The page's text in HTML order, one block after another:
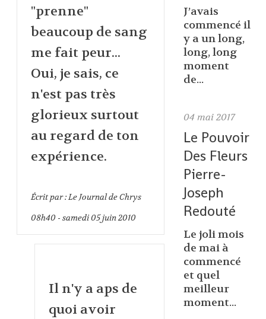
"prenne"
beaucoup de sang
me fait peur...
Oui, je sais, ce
n'est pas très
glorieux surtout
au regard de ton
expérience.
Écrit par :Le Journal de Chrys
08h40- samedi 05juin 2010
Il n'y a aps de
quoi avoir
J’avais
commencé il
y a un long,
long, long
moment
de...
04 mai 2017
Le Pouvoir
Des Fleurs
Pierre-
Joseph
Redouté
Le joli mois
de mai à
commencé
et quel
meilleur
moment...